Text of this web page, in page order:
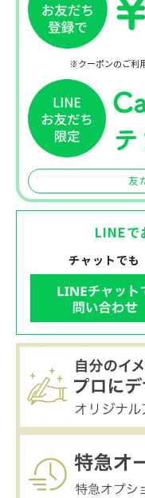
※クーポンのご利
友
LINEで
チャットでも